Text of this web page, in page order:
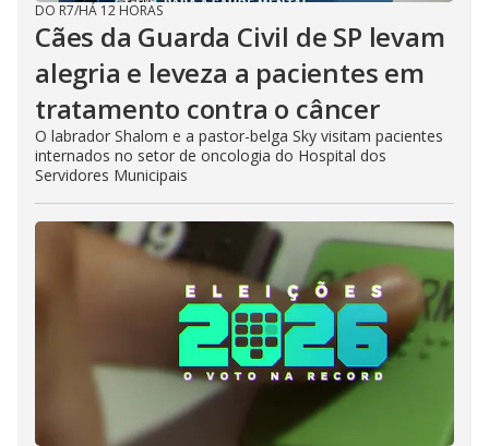
DO R7/HÁ 12 HORAS
Cães da Guarda Civil de SP levam
alegria e leveza a pacientes em
tratamento contra o câncer
O labrador Shalom e a pastor-belga Sky visitam pacientes
internados no setor de oncologia do Hospital dos
Servidores Municipais